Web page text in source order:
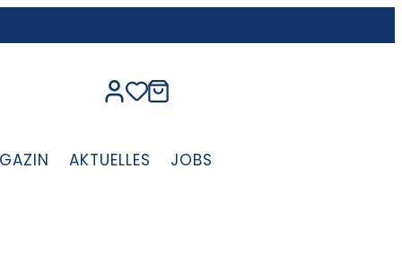
AKTUELLES JOBS